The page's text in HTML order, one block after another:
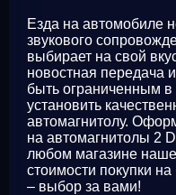
Езда на автомобиле
звукового
выбирает на свой
новостная передача
быть ограниченным
установить
автомагнитолу.
на автомагнитолы 2
любом магазине
стоимости покупки
– выбор за вами!